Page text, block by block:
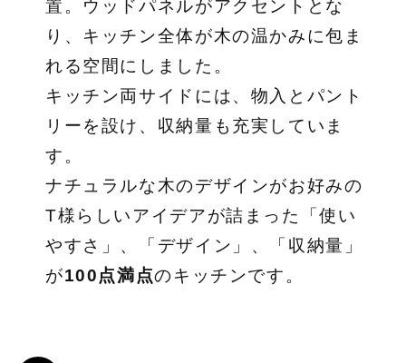
置。ウッドパネルがアクセントとな
り、キッチン全体が木の温かみに包ま
れる空間にしました。
キッチン両サイドには、物入とパント
リーを設け、収納量も充実していま
す。
ナチュラルな木のデザインがお好みの
T様らしいアイデアが詰まった「使い
やすさ」、「デザイン」、「収納量」
が100点満点のキッチンです。